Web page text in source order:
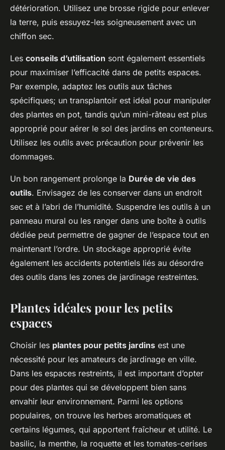
détérioration. Utilisez une brosse rigide pour enlever
la terre, puis essuyez-les soigneusement avec un
chiffon sec.
Les conseils d’utilisation sont également essentiels
pour maximiser l’efficacité dans de petits espaces.
Par exemple, adaptez les outils aux tâches
spécifiques; un transplantoir est idéal pour manipuler
des plantes en pot, tandis qu’un mini-râteau est plus
approprié pour aérer le sol des jardins en conteneurs.
Utilisez les outils avec précaution pour prévenir les
dommages.
Un bon rangement prolonge la Durée de vie des
outils. Envisagez de les conserver dans un endroit
sec et à l’abri de l’humidité. Suspendre les outils à un
panneau mural ou les ranger dans une boîte à outils
dédiée peut permettre de gagner de l’espace tout en
maintenant l’ordre. Un stockage approprié évite
également les accidents potentiels liés au désordre
des outils dans les zones de jardinage restreintes.
Plantes idéales pour les petits
espaces
Choisir les plantes pour petits jardins est une
nécessité pour les amateurs de jardinage en ville.
Dans les espaces restreints, il est important d’opter
pour des plantes qui se développent bien sans
envahir leur environnement. Parmi les options
populaires, on trouve les herbes aromatiques et
certains légumes, qui apportent fraîcheur et utilité. Le
basilic, la menthe, la roquette et les tomates-cerises